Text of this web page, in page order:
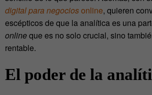
digital para negociosonline, quieren
escépticos de que la analítica es una
onlineque es no solo crucial, sino
rentable.
El poder de la